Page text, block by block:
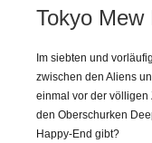
Tokyo Mew
Im siebten und
zwischen den Aliens
einmal vor der
den Oberschurken
Happy-End gibt?